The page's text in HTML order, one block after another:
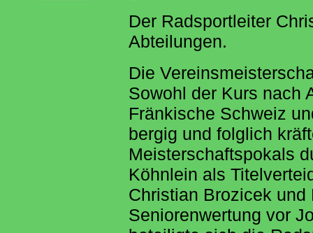
Der Radsportleiter
Abteilungen.
Die
Sowohl der Kurs nach
Fränkische Schweiz
bergig und folglich
Meisterschaftspokals
Köhnlein als
Christian Brozicek
Seniorenwertung vor